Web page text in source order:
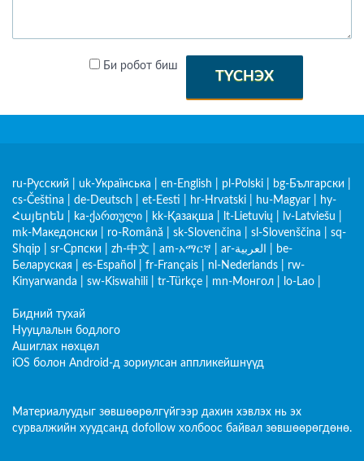
Би робот биш
ТҮСНЭХ
ru-Русский uk-Українська en-English pl-Polski bg-Български
cs-Čeština
de-Deutsch et-Eesti hr-Hrvatski hu-Magyar
hy-
Հայերեն
ka-ქართული kk-Қазақша lt-Lietuvių lv-Latviešu
mk-Македонски
ro-Română sk-Slovenčina sl-Slovenščina
sq-
Shqip
sr-Српски zh-中文 am-አማርኛ ar-العربية
be-
Беларуская
es-Español fr-Français nl-Nederlands
rw-
Kinyarwanda
sw-Kiswahili tr-Türkçe mn-Монгол lo-Lao
Бидний тухай
Нууцлалын бодлого
Ашиглах нөхцөл
iOS болон Android-д зориулсан аппликейшнүүд
Материалуудыг зөвшөөрөлгүйгээр дахин хэвлэх нь эх
сурвалжийн хуудсанд dofollow холбоос байвал зөвшөөрөгдөнө.